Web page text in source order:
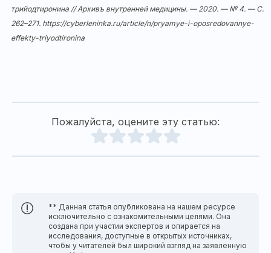
трийодтиронина // Архивъ внутренней медицины. — 2020. — № 4. — С.
262–271. https://cyberleninka.ru/article/n/pryamye-i-oposredovannye-
effekty-triyodtironina
Пожалуйста, оцените эту статью:
** Данная статья опубликована на нашем ресурсе
исключительно с ознакомительными целями. Она
создана при участии экспертов и опирается на
исследования, доступные в открытых источниках,
чтобы у читателей был широкий взгляд на заявленную